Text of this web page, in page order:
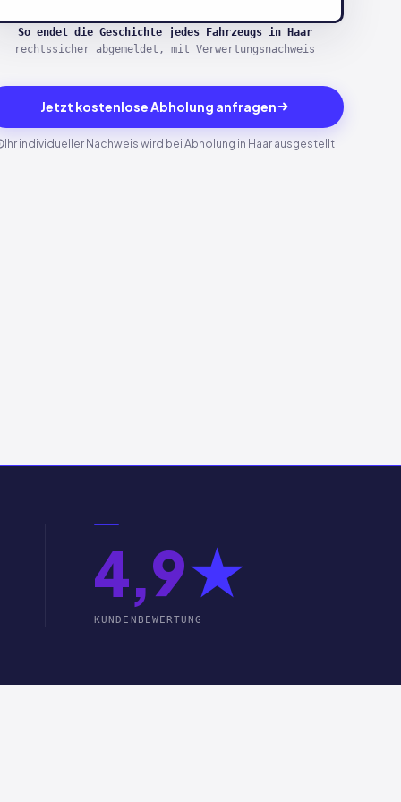
So endet die Geschichte jedes Fahrzeugs in Haar
rechtssicher abgemeldet, mit Verwertungsnachweis
Jetzt kostenlose Abholung anfragen
Ihr individueller Nachweis wird bei Abholung in Haar ausgestellt
4,9★
KUNDENBEWERTUNG